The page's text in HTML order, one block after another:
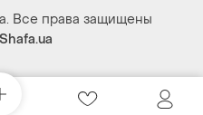
Все права защищены
Shafa.ua